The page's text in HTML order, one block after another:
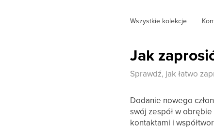
Wszystkie kolekcje
Jak
Sprawdź, jak łatwo
Dodanie nowego
swój zespół w
kontaktami i